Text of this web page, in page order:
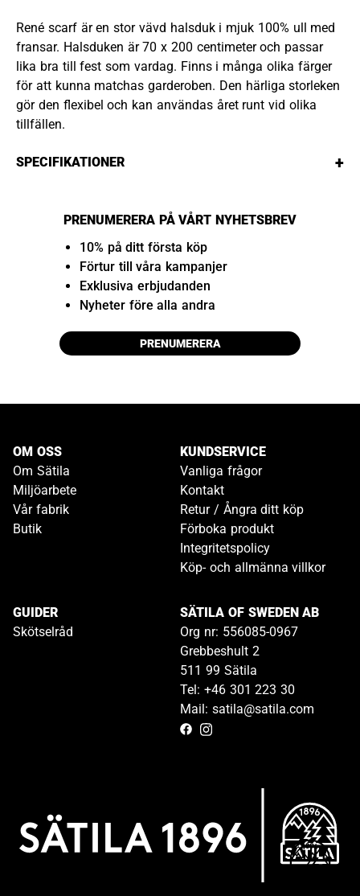
René scarf är en stor vävd halsduk i mjuk 100% ull med
fransar. Halsduken är 70 x 200 centimeter och passar
lika bra till fest som vardag. Finns i många olika färger
för att kunna matchas garderoben. Den härliga storleken
gör den flexibel och kan användas året runt vid olika
tillfällen.
SPECIFIKATIONER +
PRENUMERERA PÅ VÅRT NYHETSBREV
10% på ditt första köp
Förtur till våra kampanjer
Exklusiva erbjudanden
Nyheter före alla andra
PRENUMERERA
OM OSS
Om Sätila
Miljöarbete
Vår fabrik
Butik
KUNDSERVICE
Vanliga frågor
Kontakt
Retur / Ångra ditt köp
Förboka produkt
Integritetspolicy
Köp- och allmänna villkor
GUIDER
Skötselråd
SÄTILA OF SWEDEN AB
Org nr: 556085-0967
Grebbeshult 2
511 99 Sätila
Tel: +46 301 223 30
Mail: satila@satila.com